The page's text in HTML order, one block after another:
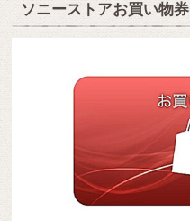
ソニーストアお買い物券